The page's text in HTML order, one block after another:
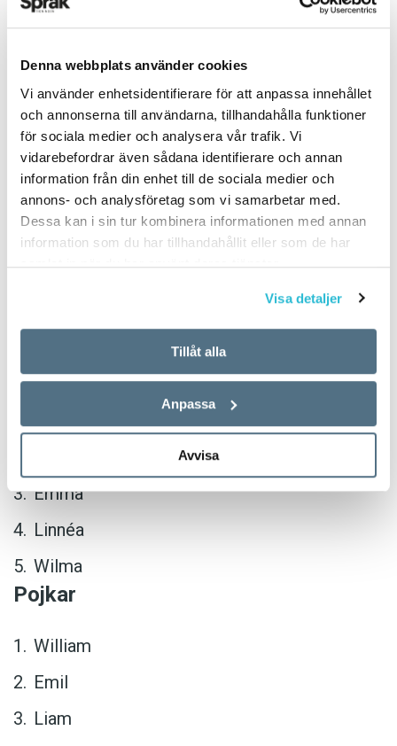
Denna webbplats använder cookies
Vi använder enhetsidentifierare för att anpassa innehållet
och annonserna till användarna, tillhandahålla funktioner
för sociala medier och analysera vår trafik. Vi
vidarebefordrar även sådana identifierare och annan
information från din enhet till de sociala medier och
annons- och analysföretag som vi samarbetar med.
Dessa kan i sin tur kombinera informationen med annan
information som du har tillhandahållit eller som de har
samlat in när du har använt deras tjänster.
Visa detaljer
Tillåt alla
Anpassa
Avvisa
bildar ett gammalt ord. Vi känner dem från den
som betyder något så mjäkigt som Association
pour la taxation des transactions financière
pour l’action citoyenne, ’Föreningen för
beskattning av finansiella transaktioner till
medborgarnas väl’.
De senare åren har svenskan fått flera
akronymer, som Bric, Piigs, Krav och Kris.
Ord, ’Omväxlande Recyclingsmönster för Det
befintliga morfemförrådet’.
Så ordåret 2011 var som alla andra. Ingenting
nytt, men en sjuhelvetes kreativitet med allt
gammalt.
ARTIKLAR OKATEGORISERADE
5 vanligaste
svenskspråkiga första
förnamnen för nyfödda
i Finland 2017
Flickor
Ellen
Emma
Linnéa
Wilma
Pojkar
William
Emil
Liam